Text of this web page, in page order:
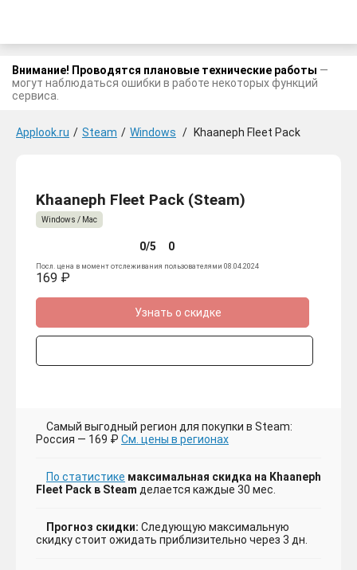
Внимание! Проводятся плановые технические работы —
могут наблюдаться ошибки в работе некоторых функций
сервиса.
Applook.ru / Steam / Windows / Khaaneph Fleet Pack
Khaaneph Fleet Pack (Steam)
Windows / Mac
0/5 0
Посл. цена в момент отслеживания пользователями 08.04.2024
169 ₽
Узнать о скидке
Самый выгодный регион для покупки в Steam:
Россия — 169 ₽ См. цены в регионах
По статистике максимальная скидка на Khaaneph
Fleet Pack в Steam делается каждые 30 мес.
Прогноз скидки: Следующую максимальную
скидку стоит ожидать приблизительно через 3 дн.